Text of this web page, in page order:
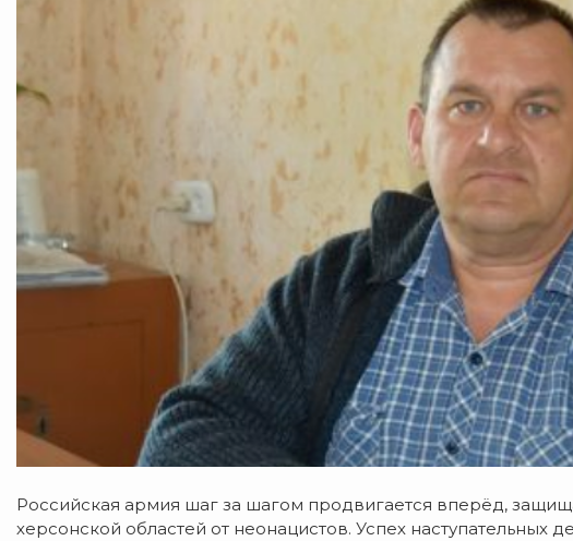
Российская армия шаг за шагом продвигается вперёд,
херсонской областей от неонацистов. Успех наступательных